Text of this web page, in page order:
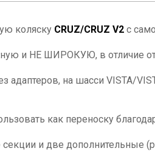
коляску CRUZ/CRUZ V2с
и НЕ ШИРОКУЮ, в отличие от
адаптеров, на шасси VISTA/
как переноску
и две дополнительные